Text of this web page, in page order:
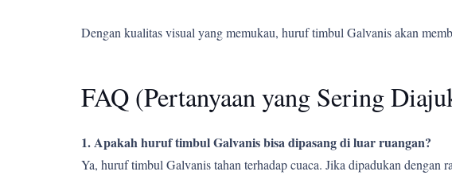
Dengan kualitas visual yang memukau, huruf timbul Galvanis akan
FAQ (Pertanyaan yang Sering
1. Apakah huruf timbul Galvanis bisa dipasang di luar ruangan?
Ya, huruf timbul Galvanis tahan terhadap cuaca. Jika dipadukan